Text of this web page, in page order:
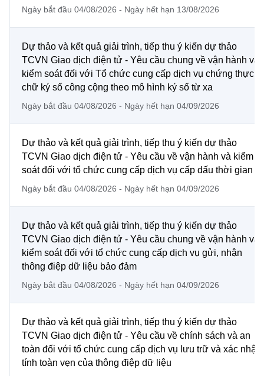
Tiêu chuẩn, đo lường, chất lượng
Năng lượng nguyên tử
Infographic
Voice
Nhiệm vụ trọng tâm
Chọn ngôn ngữ
BỘ KHOA HỌC VÀ CÔNG NGHỆ
Điều khoản sử dụng Theo dõi MST: Góp ý
Cơ quan chủ quản: Bộ Khoa học và Công nghệ (MST)
Giám đốc Trung tâm Truyền thông Khoa học và Công nghệ.
Liên hệ
Địa chỉ: Ban Biên tập Cổng TTĐT - 18 Nguyễn Du, TP. Hà Nội
Điện thoại: 024 3936 9506
Email:
stc@mst.gov.vn
©2026 Bản quyền thuộc Bộ Khoa Học và Công Nghệ
(Ghi rõ nguồn "https://mst.gov.vn" khi phát hành lại thông tin từ
Ngày bắt đầu 04/08/2026 - Ngày hết hạn 13/08/2026
Dự thảo và kết quả giải trình, tiếp thu ý kiến dự thảo
TCVN Giao dịch điện tử - Yêu cầu chung về vận hành và
kiểm soát đối với Tổ chức cung cấp dịch vụ chứng thực
chữ ký số công cộng theo mô hình ký số từ xa
Ngày bắt đầu 04/08/2026 - Ngày hết hạn 04/09/2026
Dự thảo và kết quả giải trình, tiếp thu ý kiến dự thảo
TCVN Giao dịch điện tử - Yêu cầu về vận hành và kiểm
soát đối với tổ chức cung cấp dịch vụ cấp dấu thời gian
Ngày bắt đầu 04/08/2026 - Ngày hết hạn 04/09/2026
Dự thảo và kết quả giải trình, tiếp thu ý kiến dự thảo
TCVN Giao dịch điện tử - Yêu cầu chung về vận hành và
kiểm soát đối với tổ chức cung cấp dịch vụ gửi, nhận
thông điệp dữ liệu bảo đảm
Ngày bắt đầu 04/08/2026 - Ngày hết hạn 04/09/2026
Dự thảo và kết quả giải trình, tiếp thu ý kiến dự thảo
TCVN Giao dịch điện tử - Yêu cầu về chính sách và an
toàn đối với tổ chức cung cấp dịch vụ lưu trữ và xác nhận
tính toàn vẹn của thông điệp dữ liệu